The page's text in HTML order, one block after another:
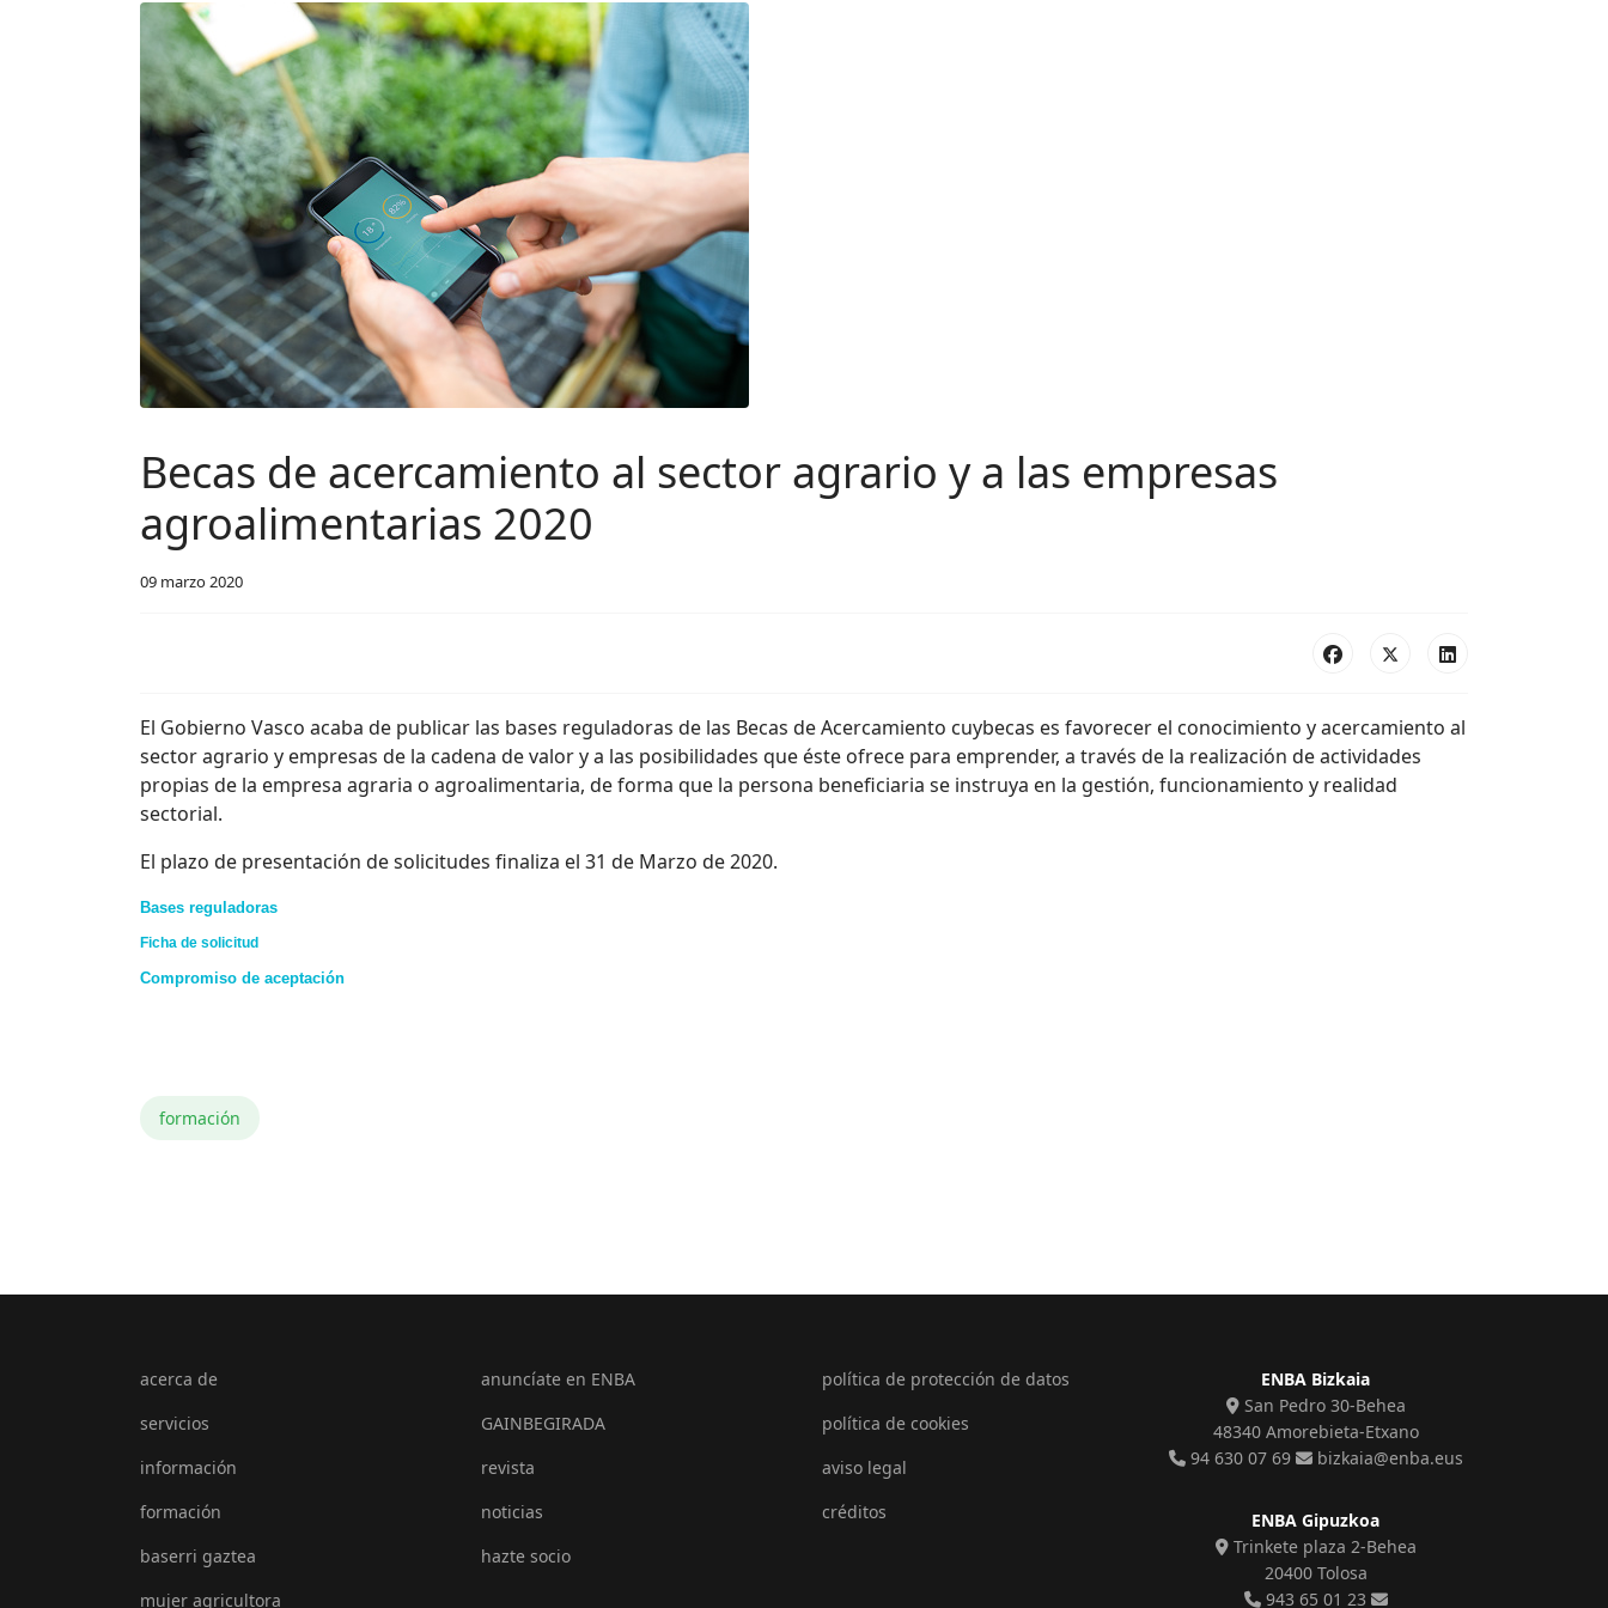
Becas de acercamiento al sector agrario y a las empresas
agroalimentarias 2020
09 marzo 2020
El Gobierno Vasco acaba de publicar las bases reguladoras de las Becas de Acercamiento cuybecas es favorecer el conocimiento y acercamiento al
sector agrario y empresas de la cadena de valor y a las posibilidades que éste ofrece para emprender, a través de la realización de actividades
propias de la empresa agraria o agroalimentaria, de forma que la persona beneficiaria se instruya en la gestión, funcionamiento y realidad
sectorial.
El plazo de presentación de solicitudes finaliza el 31 de Marzo de 2020.
Bases reguladoras
Ficha de solicitud
Compromiso de aceptación
formación
acerca de
servicios
información
formación
baserri gaztea
mujer agricultora
anuncíate en ENBA
GAINBEGIRADA
revista
noticias
hazte socio
política de protección de datos
política de cookies
aviso legal
créditos
ENBA Bizkaia
San Pedro 30-Behea
48340 Amorebieta-Etxano
94 630 07 69
bizkaia@enba.eus
ENBA Gipuzkoa
Trinkete plaza 2-Behea
20400 Tolosa
943 65 01 23